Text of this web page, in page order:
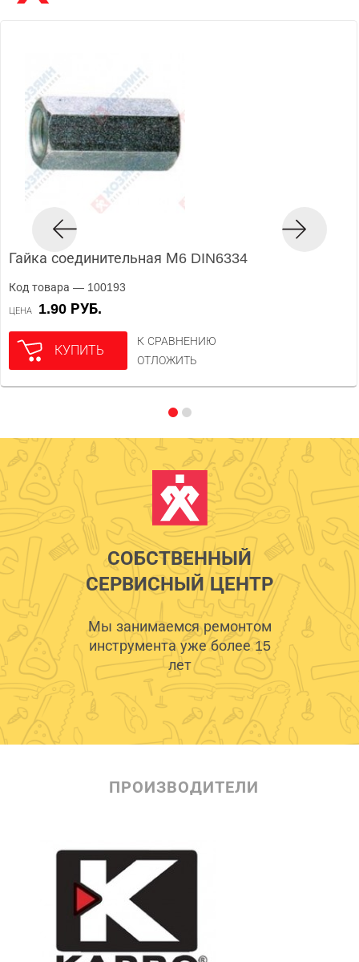
Гайка соединительная М6 DIN6334
Код товара — 100193
ЦЕНА 1.90 РУБ.
КУПИТЬ
К СРАВНЕНИЮ
ОТЛОЖИТЬ
СОБСТВЕННЫЙ
СЕРВИСНЫЙ ЦЕНТР
Мы занимаемся ремонтом
инструмента уже более 15
лет
ПРОИЗВОДИТЕЛИ